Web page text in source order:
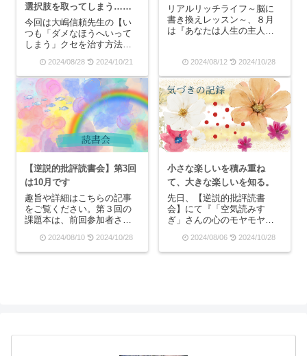
選択肢を取ってしまう…
【いつも「ダメなほうへい
ってしまう」クセを治す方
法】レビュー
今回は大嶋信頼先生の【い
つも「ダメなほうへいって
しまう」クセを治す方法】
ていきます！いつも同じこ
とを言っていますが、この
本も私の人生を大きく変え
てくれました。いや、大嶋
先生の本は私のこれまでの
人生すべての常識を覆し
て...
2024/08/28 2024/10/21
リアルリッチライフ～脳に
書き換えレッスン～、８月
は『あなたは人生の主人
Zoomでの開催のみになりま
す。※当日のZoomリンク
は、お申し込み時の自動配
信メールに記載されていま
す円滑な...
2024/08/12 2024/10/28
【逆説的批評読書会】第3回
は10月です
趣旨や詳細はこちらの記事
をご覧ください。第３回の
課題本は、前回参加者さま
をなくして心のフットワー
クをよくする処方箋】で
2024/08/10 2024/10/28
小さな楽しいを積み重ね
て、大きな楽しいを知る。
先日、【逆説的批評読書
会】にて『「空気読みす
ぎ」さんの心のモヤモヤが
た。発売してすぐに読み、
その後も３回ほど読んでま
2024/08/06 2024/10/28